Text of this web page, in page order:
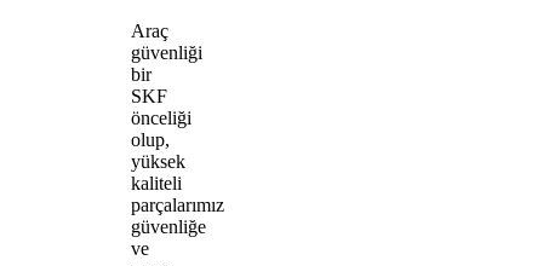
Araç
güvenliği
bir
SKF
önceliği
olup,
yüksek
kaliteli
parçalarımız
güvenliğe
ve